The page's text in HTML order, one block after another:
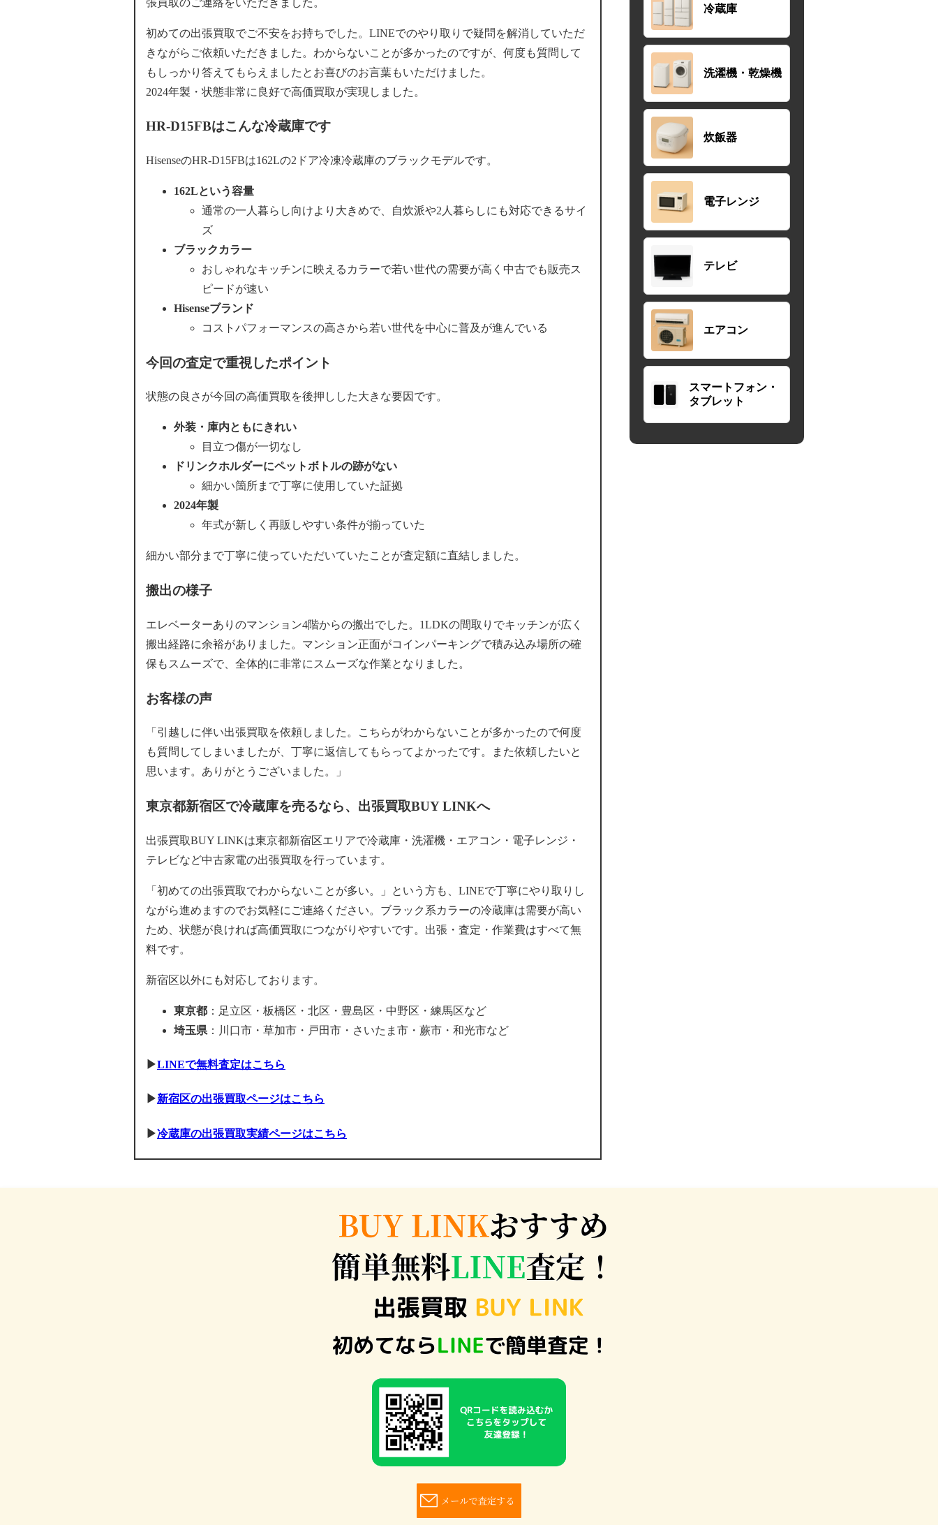
初めての出張買取でご不安をお持ちでした。LINEでのやり取りで疑問を解消していただ
きながらご依頼いただきました。わからないことが多かったのですが、何度も質問して
もしっかり答えてもらえましたとお喜びのお言葉もいただけました。
2024年製・状態非常に良好で高価買取が実現しました。
HR-D15FBはこんな冷蔵庫です
HisenseのHR-D15FBは162Lの2ドア冷凍冷蔵庫のブラックモデルです。
162Lという容量
通常の一人暮らし向けより大きめで、自炊派や2人暮らしにも対応できるサイ
ズ
ブラックカラー
おしゃれなキッチンに映えるカラーで若い世代の需要が高く中古でも販売ス
ピードが速い
Hisenseブランド
コストパフォーマンスの高さから若い世代を中心に普及が進んでいる
今回の査定で重視したポイント
状態の良さが今回の高価買取を後押しした大きな要因です。
外装・庫内ともにきれい
目立つ傷が一切なし
ドリンクホルダーにペットボトルの跡がない
細かい箇所まで丁寧に使用していた証拠
2024年製
年式が新しく再販しやすい条件が揃っていた
細かい部分まで丁寧に使っていただいていたことが査定額に直結しました。
搬出の様子
エレベーターありのマンション4階からの搬出でした。1LDKの間取りでキッチンが広く
搬出経路に余裕がありました。マンション正面がコインパーキングで積み込み場所の確
保もスムーズで、全体的に非常にスムーズな作業となりました。
お客様の声
「引越しに伴い出張買取を依頼しました。こちらがわからないことが多かったので何度
も質問してしまいましたが、丁寧に返信してもらってよかったです。また依頼したいと
思います。ありがとうございました。」
東京都新宿区で冷蔵庫を売るなら、出張買取BUY LINKへ
出張買取BUY LINKは東京都新宿区エリアで冷蔵庫・洗濯機・エアコン・電子レンジ・
テレビなど中古家電の出張買取を行っています。
「初めての出張買取でわからないことが多い。」という方も、LINEで丁寧にやり取りし
ながら進めますのでお気軽にご連絡ください。ブラック系カラーの冷蔵庫は需要が高い
ため、状態が良ければ高価買取につながりやすいです。出張・査定・作業費はすべて無
料です。
新宿区以外にも対応しております。
東京都 ：足立区・板橋区・北区・豊島区・中野区・練馬区など
埼玉県 ：川口市・草加市・戸田市・さいたま市・蕨市・和光市など
▶LINEで無料査定はこちら
▶新宿区の出張買取ページはこちら
▶冷蔵庫の出張買取実績ページはこちら
冷蔵庫
洗濯機・乾燥機
炊飯器
電子レンジ
テレビ
エアコン
スマートフォン・
タブレット